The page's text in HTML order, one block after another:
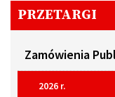
PRZETARGI
Zamówienia
2026 r.